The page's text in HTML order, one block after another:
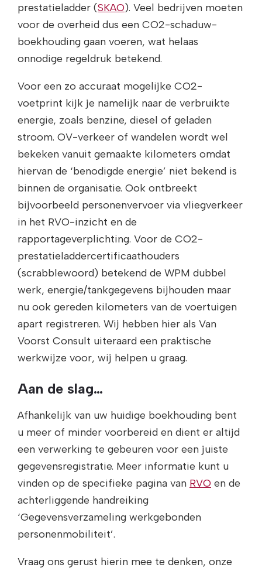
prestatieladder (SKAO). Veel bedrijven moeten
voor de overheid dus een CO2-schaduw-
boekhouding gaan voeren, wat helaas
onnodige regeldruk betekend.
Voor een zo accuraat mogelijke CO2-
voetprint kijk je namelijk naar de verbruikte
energie, zoals benzine, diesel of geladen
stroom. OV-verkeer of wandelen wordt wel
bekeken vanuit gemaakte kilometers omdat
hiervan de ‘benodigde energie’ niet bekend is
binnen de organisatie. Ook ontbreekt
bijvoorbeeld personenvervoer via vliegverkeer
in het RVO-inzicht en de
rapportageverplichting. Voor de CO2-
prestatieladdercertificaathouders
(scrabblewoord) betekend de WPM dubbel
werk, energie/tankgegevens bijhouden maar
nu ook gereden kilometers van de voertuigen
apart registreren. Wij hebben hier als Van
Voorst Consult uiteraard een praktische
werkwijze voor, wij helpen u graag.
Aan de slag…
Afhankelijk van uw huidige boekhouding bent
u meer of minder voorbereid en dient er altijd
een verwerking te gebeuren voor een juiste
gegevensregistratie. Meer informatie kunt u
vinden op de specifieke pagina van RVO en de
achterliggende handreiking
‘Gegevensverzameling werkgebonden
personenmobiliteit’.
Vraag ons gerust hierin mee te denken, onze